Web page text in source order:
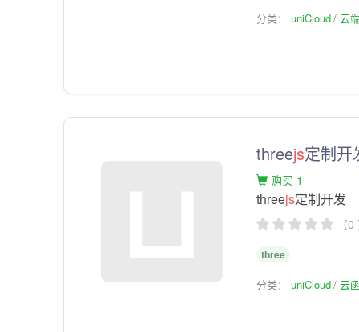
分类：uniCloud 云
threejs定制开
购买 1
threejs定制开发
（
three
分类：uniCloud 云